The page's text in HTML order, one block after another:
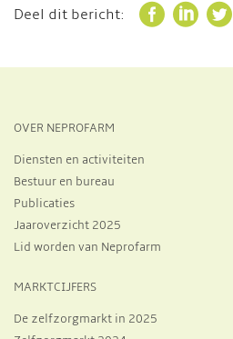
Deel dit bericht:   
OVER NEPROFARM
Diensten en activiteiten
Bestuur en bureau
Publicaties
Jaaroverzicht 2025
Lid worden van Neprofarm
MARKTCIJFERS
De zelfzorgmarkt in 2025